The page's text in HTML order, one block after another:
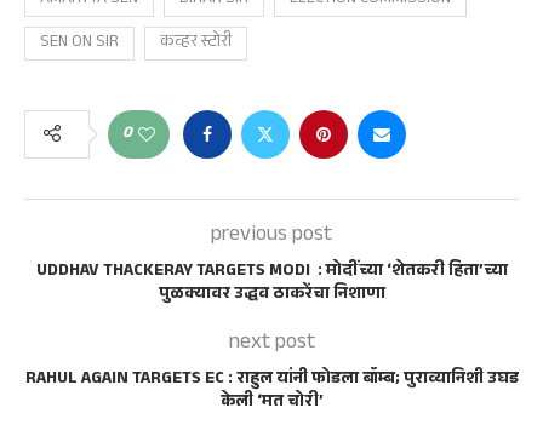
SEN ON SIR
कव्हर स्टोरी
0
previous post
UDDHAV THACKERAY TARGETS MODI : मोदींच्या ‘शेतकरी हिता’च्या
पुळक्यावर उद्धव ठाकरेंचा निशाणा
next post
RAHUL AGAIN TARGETS EC : राहुल यांनी फोडला बॉम्ब; पुराव्यानिशी उघड
केली ‘मत चोरी’